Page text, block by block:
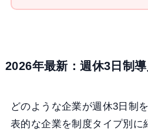
2026年最新：週休3日制
どのような企業が週休3日制
表的な企業を制度タイプ別に